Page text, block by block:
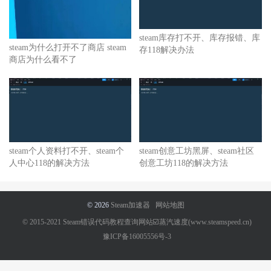
steam为什么打开不了商店 steam
商店为什么看不了
steam库存打不开、库存报错、库
存118解决办法
steam个人资料打不开、steam个
人中心118的解决方法
steam创意工坊黑屏、steam社区
创意工坊118的解决方法
© 2026 Steam加速器
网站地图
© 2015-2021 Steam错误代码教程查询网站☑️蒸汽速度(www.steamspeed.cn)
豫ICP备16005556号-3